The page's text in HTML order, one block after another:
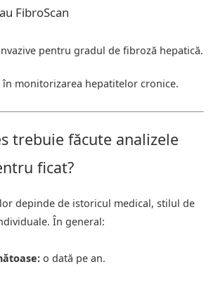
FibroScan
pentru gradul de fibroză hepatică.
în monitorizarea hepatitelor cronice.
trebuie făcute analizele
ficat?
depinde de istoricul medical, stilul de
În general:
o dată pe an.